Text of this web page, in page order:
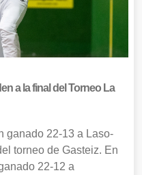
a la final del Torneo La
ganado 22-13 a Laso-
torneo de Gasteiz. En
22-12 a